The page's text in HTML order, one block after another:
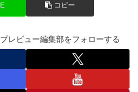
コピー
レビュー編集部をフォローする